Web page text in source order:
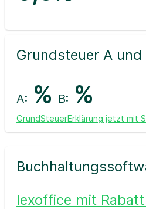
Grundsteuer A und
A: % B: %
GrundSteuerErklärung jetzt mit
lexoffice mit